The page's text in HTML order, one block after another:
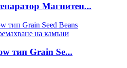
Магнитен...
тип Grain Se...